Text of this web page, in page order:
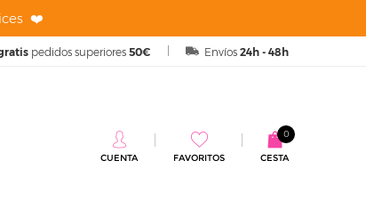
❤️
Envíos 24h - 48h
pedidos superiores 50€
CESTA
0
CUENTA FAVORITOS